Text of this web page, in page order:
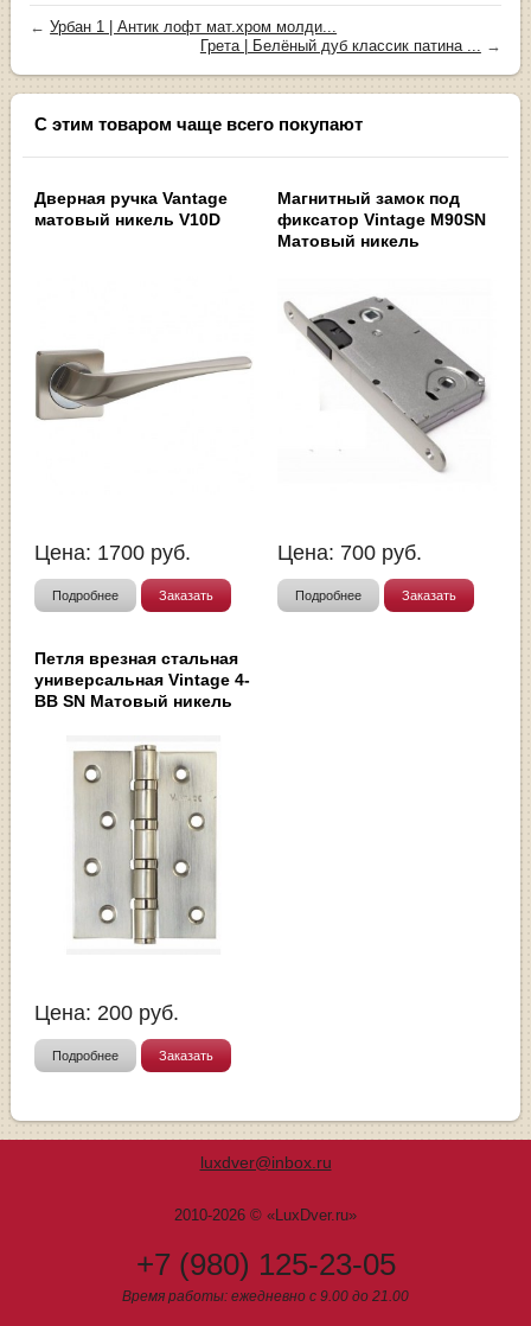
←Урбан 1 | Антик лофт мат.хром молди...
Грета | Белёный дуб классик патина ... →
С этим товаром чаще всего покупают
Дверная ручка Vantage
матовый никель V10D
Цена: 1700 руб.
Подробнее Заказать
Магнитный замок под
фиксатор Vintage M90SN
Матовый никель
Цена: 700 руб.
Подробнее Заказать
Петля врезная стальная
универсальная Vintage 4-
BB SN Матовый никель
Цена: 200 руб.
Подробнее Заказать
luxdver@inbox.ru
2010-2026 © «LuxDver.ru»
+7 (980) 125-23-05
Время работы: ежедневно с 9.00 до 21.00